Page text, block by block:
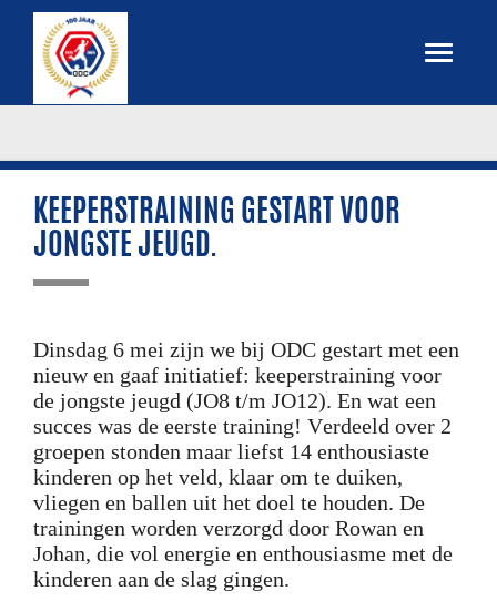
KEEPERSTRAINING GESTART VOOR
JONGSTE JEUGD.
Dinsdag 6 mei zijn we bij ODC gestart met een
nieuw en gaaf initiatief: keeperstraining voor
de jongste jeugd (JO8 t/m JO12). En wat een
succes was de eerste training! Verdeeld over 2
groepen stonden maar liefst 14 enthousiaste
kinderen op het veld, klaar om te duiken,
vliegen en ballen uit het doel te houden. De
trainingen worden verzorgd door Rowan en
Johan, die vol energie en enthousiasme met de
kinderen aan de slag gingen.